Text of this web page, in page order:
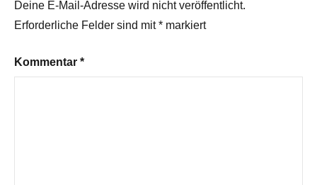
Deine E-Mail-Adresse wird nicht veröffentlicht.
Erforderliche Felder sind mit* markiert
Kommentar *